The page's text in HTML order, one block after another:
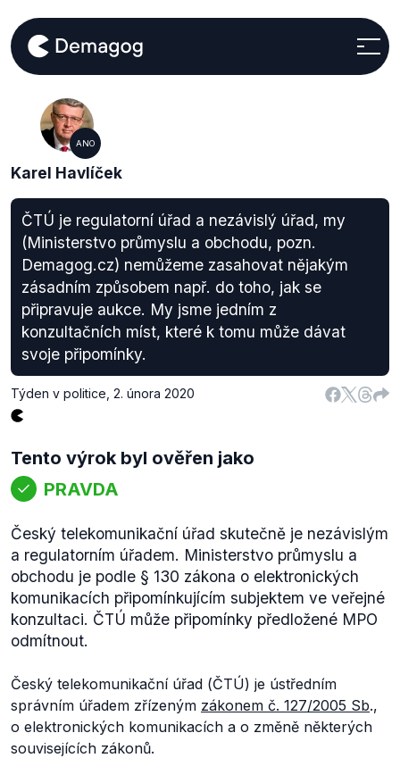
ANO
Karel Havlíček
ČTÚ je regulatorní úřad a nezávislý úřad, my
(Ministerstvo průmyslu a obchodu, pozn.
Demagog.cz) nemůžeme zasahovat nějakým
zásadním způsobem např. do toho, jak se
připravuje aukce. My jsme jedním z
konzultačních míst, které k tomu může dávat
svoje připomínky.
Týden v politice 2. února 2020
Tento výrok byl ověřen jako
PRAVDA
Český telekomunikační úřad skutečně je nezávislým
a regulatorním úřadem. Ministerstvo průmyslu a
obchodu je podle § 130 zákona o elektronických
komunikacích připomínkujícím subjektem ve veřejné
konzultaci. ČTÚ může připomínky předložené MPO
odmítnout.
Český telekomunikační úřad (ČTÚ) je ústředním
správním úřadem zřízeným zákonem č. 127/2005 Sb.,
o elektronických komunikacích a o změně některých
souvisejících zákonů.